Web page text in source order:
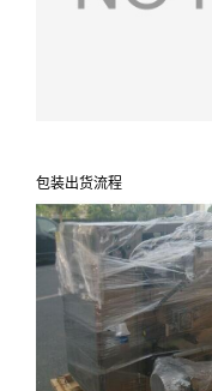
包装出货流程